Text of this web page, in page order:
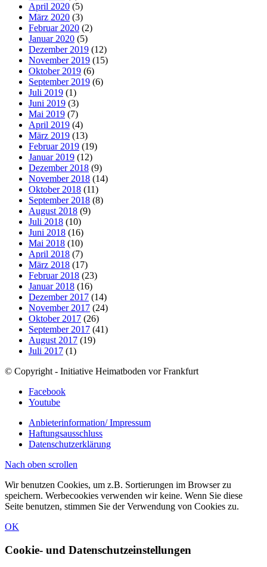
April 2020 (5)
März 2020 (3)
Februar 2020 (2)
Januar 2020 (5)
Dezember 2019 (12)
November 2019 (15)
Oktober 2019 (6)
September 2019 (6)
Juli 2019 (1)
Juni 2019 (3)
Mai 2019 (7)
April 2019 (4)
März 2019 (13)
Februar 2019 (19)
Januar 2019 (12)
Dezember 2018 (9)
November 2018 (14)
Oktober 2018 (11)
September 2018 (8)
August 2018 (9)
Juli 2018 (10)
Juni 2018 (16)
Mai 2018 (10)
April 2018 (7)
März 2018 (17)
Februar 2018 (23)
Januar 2018 (16)
Dezember 2017 (14)
November 2017 (24)
Oktober 2017 (26)
September 2017 (41)
August 2017 (19)
Juli 2017 (1)
© Copyright - Initiative Heimatboden vor Frankfurt
Facebook
Youtube
Anbieterinformation/ Impressum
Haftungsausschluss
Datenschutzerklärung
Nach oben scrollen
Wir benutzen Cookies, um z.B. Sortierungen im Browser zu
speichern. Werbecookies verwenden wir keine. Wenn Sie diese
Seite benutzen, stimmen Sie der Verwendung von Cookies zu.
OK
Cookie- und Datenschutzeinstellungen